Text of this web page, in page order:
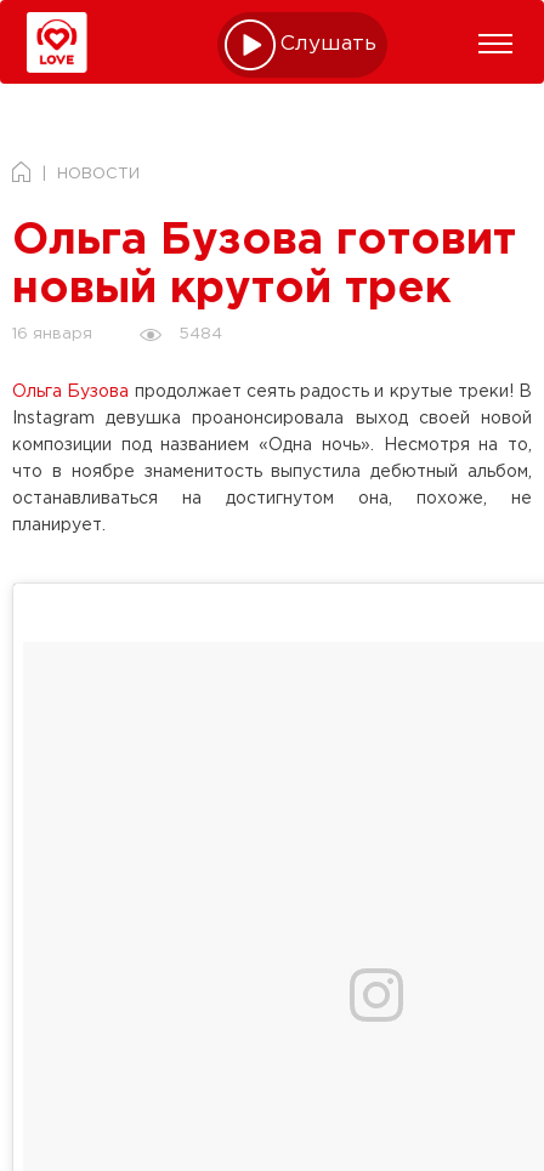
Слушать online
НОВОСТИ
Ольга Бузова готовит
новый крутой трек
16 января 5484
Ольга Бузова продолжает сеять радость и крутые треки! В
Instagram девушка проанонсировала выход своей новой
композиции под названием «Одна ночь». Несмотря на то,
что в ноябре знаменитость выпустила дебютный альбом,
останавливаться на достигнутом она, похоже, не
планирует.